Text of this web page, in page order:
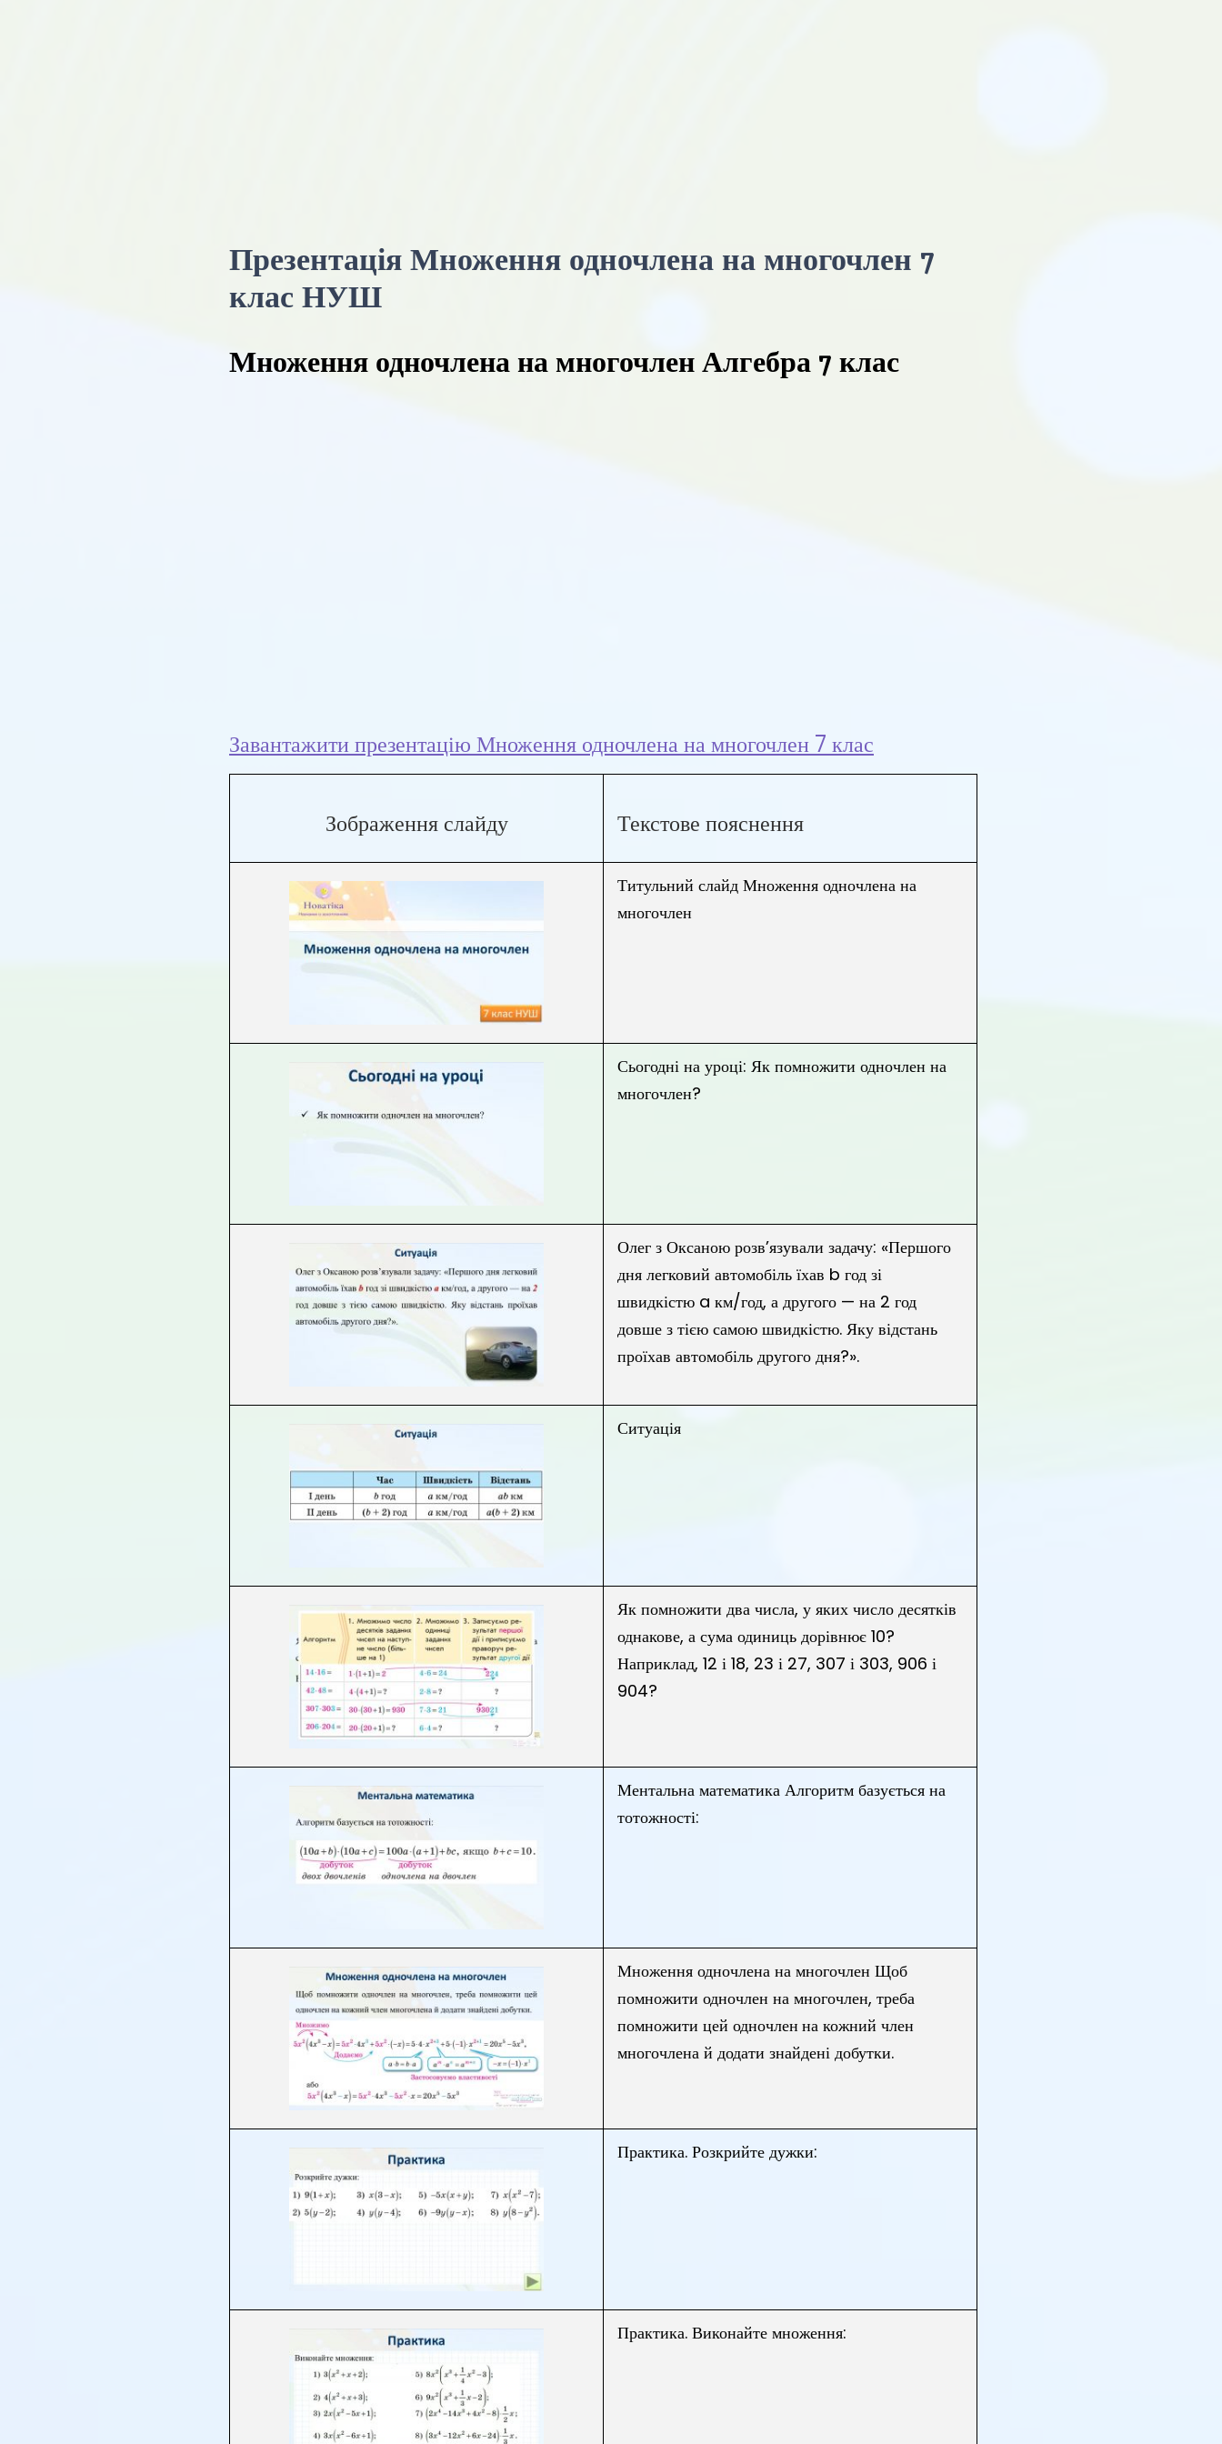
Презентація Множення одночлена на многочлен 7
клас НУШ
Множення одночлена на многочлен Алгебра 7 клас
Завантажити презентацію Множення одночлена на многочлен 7 клас
Зображення слайду Текстове пояснення
Титульний слайд Множення одночлена на
многочлен
Сьогодні на уроці: Як помножити одночлен на
многочлен?
Олег з Оксаною розв’язували задачу: «Першого
дня легковий автомобіль їхав b год зі
швидкістю a км/год, а другого — на 2 год
довше з тією самою швидкістю. Яку відстань
проїхав автомобіль другого дня?».
Ситуація
Як помножити два числа, у яких число десятків
однакове, а сума одиниць дорівнює 10?
Наприклад, 12 і 18, 23 і 27, 307 і 303, 906 і
904?
Ментальна математика Алгоритм базується на
тотожності:
Множення одночлена на многочлен Щоб
помножити одночлен на многочлен, треба
помножити цей одночлен на кожний член
многочлена й додати знайдені добутки.
Практика. Розкрийте дужки:
Практика. Виконайте множення: